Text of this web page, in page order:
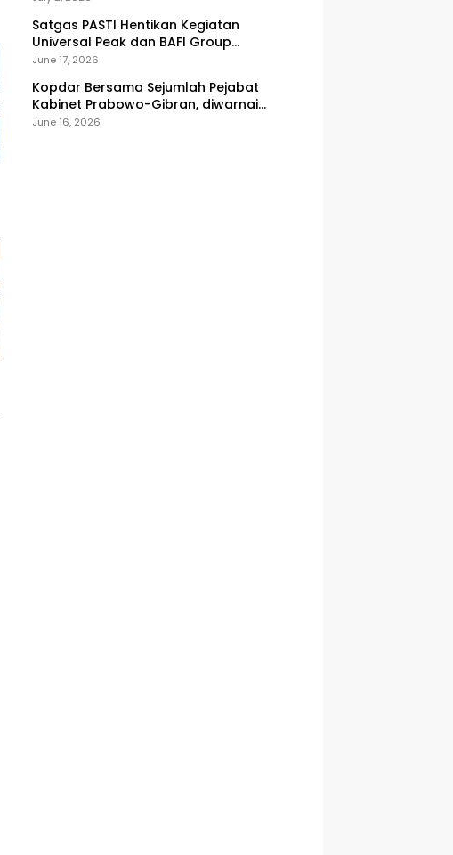
Satgas PASTI Hentikan Kegiatan
Universal Peak dan BAFI Group
Indonesia
June 17, 2026
Kopdar Bersama Sejumlah Pejabat
Kabinet Prabowo-Gibran, diwarnai
Kericuhan
June 16, 2026